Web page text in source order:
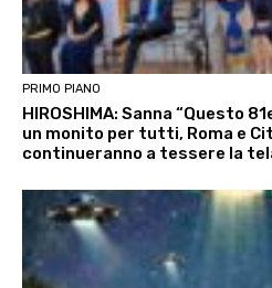
PRIMO PIANO
HIROSHIMA: Sanna “Questo
un monito per tutti, Roma e
continueranno a tessere la